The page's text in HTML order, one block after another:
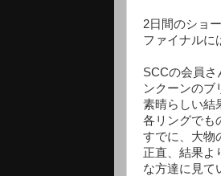
2日間のショ
ファイナルに
SCCの会員さ
ンクーンのブ
素晴らしい結
各リングでも
すでに、大物
正直、結果よ
な方達に見て